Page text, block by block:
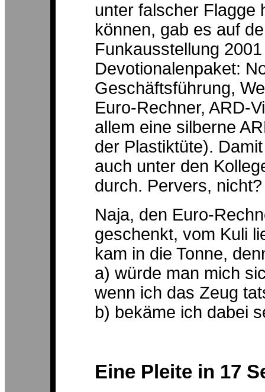
unter falscher Flagge
können, gab es auf
Funkausstellung
Devotionalenpaket:
Geschäftsführung,
Euro-Rechner, ARD-
allem eine silberne
der Plastiktüte).
auch unter den
durch. Pervers, nicht?
Naja, den Euro-
geschenkt, vom Kuli
kam in die Tonne,
a) würde man mich
wenn ich das Zeug
b) bekäme ich dabei
Eine Pleite in 17